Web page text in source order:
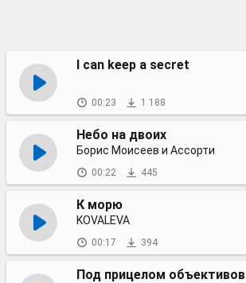
I can keep a secret
00:23 1 188
Небо на двоих
Борис Моисеев и Ассорти
00:22 445
К морю
KOVALEVA
00:17 394
Под прицелом объективов